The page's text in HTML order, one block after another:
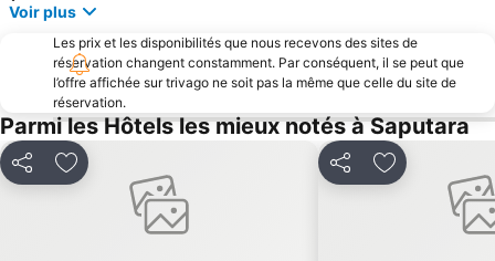
Voir plus
Les prix et les disponibilités que nous recevons des sites de
réservation changent constamment. Par conséquent, il se peut que
l’offre affichée sur trivago ne soit pas la même que celle du site de
réservation.
Parmi les Hôtels les mieux notés à Saputara
PartagerAjouter à mes favoris PartagerAjouter à